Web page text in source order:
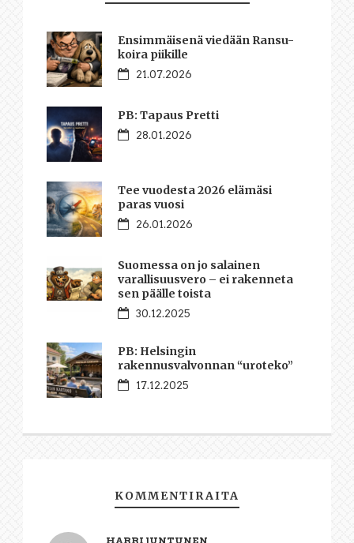
Ensimmäisenä viedään Ransu-
koira piikille
21.07.2026
PB: Tapaus Pretti
28.01.2026
Tee vuodesta 2026 elämäsi
paras vuosi
26.01.2026
Suomessa on jo salainen
varallisuusvero – ei rakenneta
sen päälle toista
30.12.2025
PB: Helsingin
rakennusvalvonnan “uroteko”
17.12.2025
KOMMENTIRAITA
HARRI JUNTUNEN